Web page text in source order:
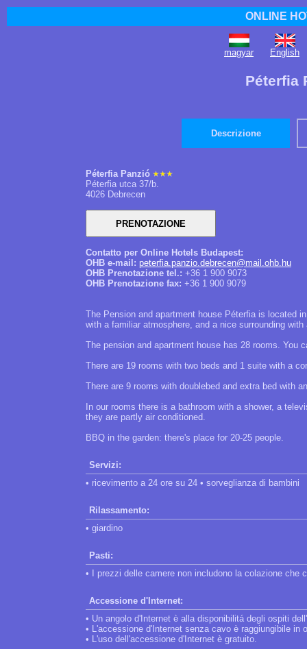
ONLINE
magyar English
Péterfia
Descrizione
Péterfia Panzió
Péterfia utca 37/b.
4026 Debrecen
Contatto per Online Hotels Budapest:
OHB e-mail: peterfia.panzio.debrecen@mail.ohb.hu
OHB Prenotazione tel.: +36 1 900 9073
OHB Prenotazione fax: +36 1 900 9079
The Pension and apartment house Péterfia is located
with a familiar atmosphere, and a nice surrounding with
The pension and apartment house has 28 rooms. You
There are 19 rooms with two beds and 1 suite with a
There are 9 rooms with doublebed and extra bed with
In our rooms there is a bathroom with a shower, a
they are partly air conditioned.
BBQ in the garden: there's place for 20-25 people.
Servizi:
• ricevimento a 24 ore su 24 • sorveglianza di bambini
Rilassamento:
• giardino
Pasti:
• I prezzi delle camere non includono la colazione che
Accessione d'Internet:
• Un angolo d'Internet è alla disponibilitá degli ospiti
• L'accessione d'Internet senza cavo è raggiungibile in
• L'uso dell'accessione d'Internet è gratuito.